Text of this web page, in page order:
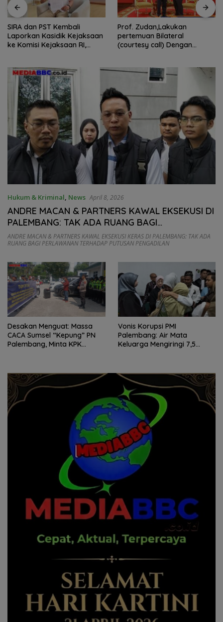
Air
Prof. Zudan,Lakukan
pertemuan Bilateral
(courtesy call) Dengan
Siapkan Indonesia Jadi Pusat
Kolaborasi ASN ASEAN
Kemenag Sabet
Penghargaan The
2026, Sekjen: Hasil
Hukum & Kriminal, News April 8, 2026
ANDRE MACAN & PARTNERS KAWAL EKSEKUSI DI
PALEMBANG: TAK ADA RUANG BAGI
PERLAWANAN TERHADAP PUTUSAN PENGADILAN
ANDRE MACAN & PARTNERS KAWAL EKSEKUSI KERAS DI PALEMBANG: TAK ADA
RUANG BAGI PERLAWANAN TERHADAP PUTUSAN PENGADILAN
Desakan Menguat: Massa
CACA Sumsel “Kepung” PN
Palembang, Minta KPK
Vonis Korupsi PMI
Palembang: Air Mata
Keluarga Mengiringi 7,5